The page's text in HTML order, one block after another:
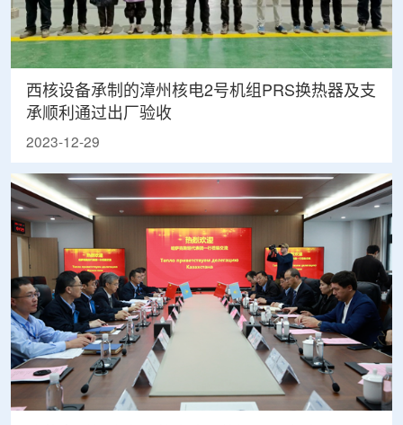
西核设备承制的漳州核电2号机组PRS换热器及支
承顺利通过出厂验收
2023-12-29